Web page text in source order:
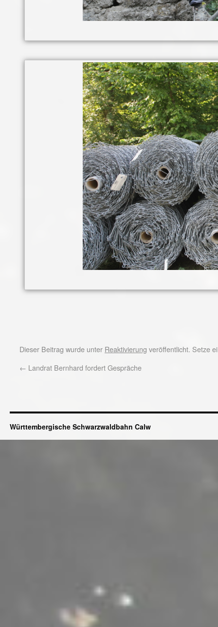
Dieser Beitrag wurde unter Reaktivierung veröffentlicht. Setze
← Landrat Bernhard fordert Gespräche
Württembergische Schwarzwaldbahn Calw